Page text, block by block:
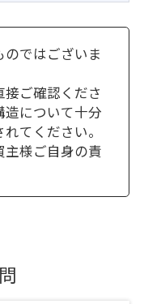
ではございま
ご確認くださ
造について十分
てください。
様ご自身の責